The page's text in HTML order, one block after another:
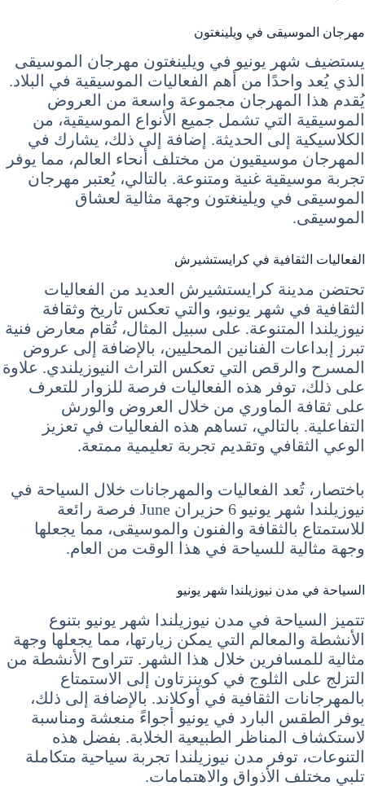
مهرجان الموسيقى في ويلينغتون
يستضيف شهر يونيو في ويلينغتون مهرجان الموسيقى
الذي يُعد واحدًا من أهم الفعاليات الموسيقية في البلاد.
يُقدم هذا المهرجان مجموعة واسعة من العروض
الموسيقية التي تشمل جميع الأنواع الموسيقية، من
الكلاسيكية إلى الحديثة. إضافة إلى ذلك، يشارك في
المهرجان موسيقيون من مختلف أنحاء العالم، مما يوفر
تجربة موسيقية غنية ومتنوعة. بالتالي، يُعتبر مهرجان
الموسيقى في ويلينغتون وجهة مثالية لعشاق
الموسيقى.
الفعاليات الثقافية في كرايستشيرش
تحتضن مدينة كرايستشيرش العديد من الفعاليات
الثقافية في شهر يونيو، والتي تعكس تاريخ وثقافة
نيوزيلندا المتنوعة. على سبيل المثال، تُقام معارض فنية
تبرز إبداعات الفنانين المحليين، بالإضافة إلى عروض
المسرح والرقص التي تعكس التراث النيوزيلندي. علاوة
على ذلك، توفر هذه الفعاليات فرصة للزوار للتعرف
على ثقافة الماوري من خلال العروض والورش
التفاعلية. بالتالي، تساهم هذه الفعاليات في تعزيز
الوعي الثقافي وتقديم تجربة تعليمية ممتعة.
باختصار، تُعد الفعاليات والمهرجانات خلال السياحة في
نيوزيلندا شهر يونيو 6 حزيران June فرصة رائعة
للاستمتاع بالثقافة والفنون والموسيقى، مما يجعلها
وجهة مثالية للسياحة في هذا الوقت من العام.
السياحة في مدن نيوزيلندا شهر يونيو
تتميز السياحة في مدن نيوزيلندا شهر يونيو بتنوع
الأنشطة والمعالم التي يمكن زيارتها، مما يجعلها وجهة
مثالية للمسافرين خلال هذا الشهر. تتراوح الأنشطة من
التزلج على الثلوج في كوينزتاون إلى الاستمتاع
بالمهرجانات الثقافية في أوكلاند. بالإضافة إلى ذلك،
يوفر الطقس البارد في يونيو أجواءً منعشة ومناسبة
لاستكشاف المناظر الطبيعية الخلابة. بفضل هذه
التنوعات، توفر مدن نيوزيلندا تجربة سياحية متكاملة
تلبي مختلف الأذواق والاهتمامات.